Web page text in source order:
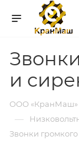
и
ООО «КранМаш»
—
Звонки